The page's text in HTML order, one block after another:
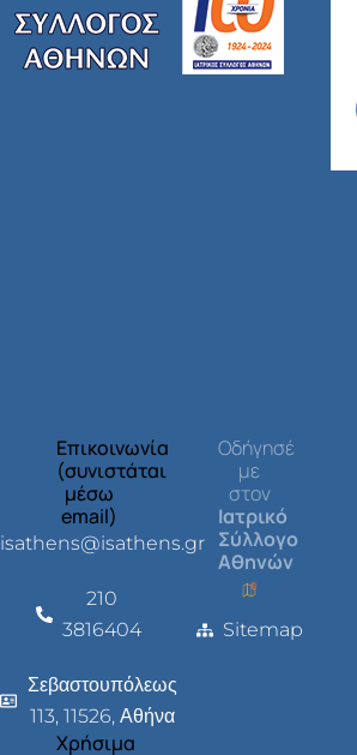
Επικοινωνία
(συνιστάται
μέσω
email)
isathens@isathens.gr
210
3816404
Σεβαστουπόλεως
113, 11526, Αθήνα
Χρήσιμα
Οδήγησέ
με
στον
Ιατρικό
Σύλλογο
Αθηνών
Sitemap